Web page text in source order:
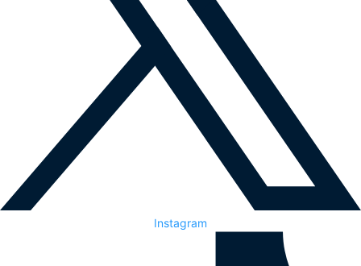
Instagram